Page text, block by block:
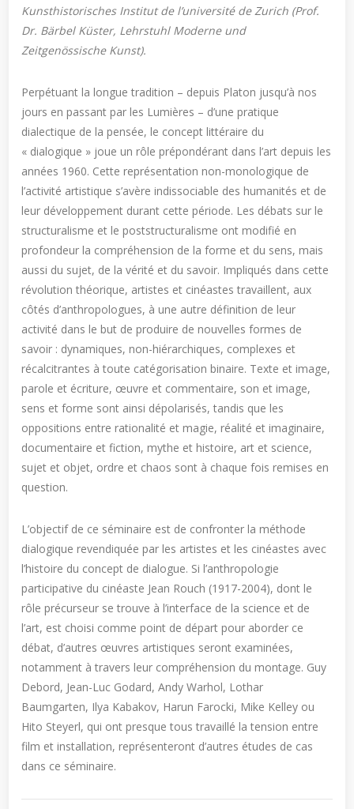
Kunsthistorisches Institut de l’université de Zurich (Prof.
Dr. Bärbel Küster, Lehrstuhl Moderne und
Zeitgenössische Kunst).
Perpétuant la longue tradition – depuis Platon jusqu’à nos
jours en passant par les Lumières – d’une pratique
dialectique de la pensée, le concept littéraire du
« dialogique » joue un rôle prépondérant dans l’art depuis les
années 1960. Cette représentation non-monologique de
l’activité artistique s’avère indissociable des humanités et de
leur développement durant cette période. Les débats sur le
structuralisme et le poststructuralisme ont modifié en
profondeur la compréhension de la forme et du sens, mais
aussi du sujet, de la vérité et du savoir. Impliqués dans cette
révolution théorique, artistes et cinéastes travaillent, aux
côtés d’anthropologues, à une autre définition de leur
activité dans le but de produire de nouvelles formes de
savoir : dynamiques, non-hiérarchiques, complexes et
récalcitrantes à toute catégorisation binaire. Texte et image,
parole et écriture, œuvre et commentaire, son et image,
sens et forme sont ainsi dépolarisés, tandis que les
oppositions entre rationalité et magie, réalité et imaginaire,
documentaire et fiction, mythe et histoire, art et science,
sujet et objet, ordre et chaos sont à chaque fois remises en
question.
L’objectif de ce séminaire est de confronter la méthode
dialogique revendiquée par les artistes et les cinéastes avec
l’histoire du concept de dialogue. Si l’anthropologie
participative du cinéaste Jean Rouch (1917-2004), dont le
rôle précurseur se trouve à l’interface de la science et de
l’art, est choisi comme point de départ pour aborder ce
débat, d’autres œuvres artistiques seront examinées,
notamment à travers leur compréhension du montage. Guy
Debord, Jean-Luc Godard, Andy Warhol, Lothar
Baumgarten, Ilya Kabakov, Harun Farocki, Mike Kelley ou
Hito Steyerl, qui ont presque tous travaillé la tension entre
film et installation, représenteront d’autres études de cas
dans ce séminaire.